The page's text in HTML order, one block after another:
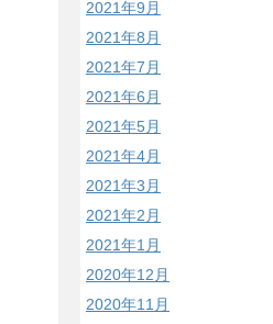
2021年9月
2021年8月
2021年7月
2021年6月
2021年5月
2021年4月
2021年3月
2021年2月
2021年1月
2020年12月
2020年11月